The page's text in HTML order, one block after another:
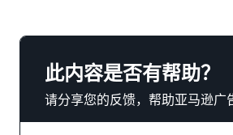
此内容是否有帮助？
请分享您的反馈，帮助亚马逊广